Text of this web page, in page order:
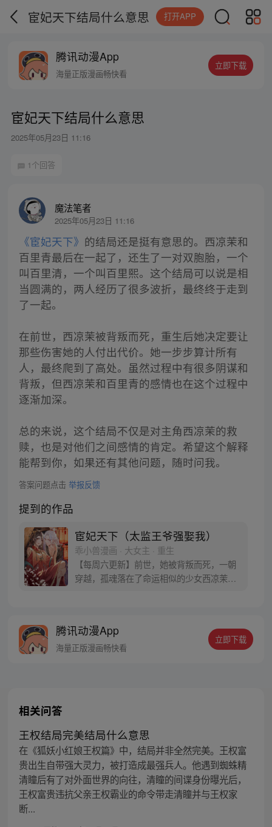
宦妃天下结局什么意思 打开APP
腾讯动漫App
海量正版漫画畅快看
立即下载
宦妃天下结局什么意思
2025年05月23日 11:16
1个回答
魔法笔者
2025年05月23日 11:16
《宦妃天下》 的结局还是挺有意思的。西凉茉和
百里青最后在一起了，还生了一对双胞胎，一个
叫百里清，一个叫百里熙。这个结局可以说是相
当圆满的，两人经历了很多波折，最终终于走到
了一起。
在前世，西凉茉被背叛而死，重生后她决定要让
那些伤害她的人付出代价。她一步步算计所有
人，最终爬到了高处。虽然过程中有很多阴谋和
背叛，但西凉茉和百里青的感情也在这个过程中
逐渐加深。
总的来说，这个结局不仅是对主角西凉茉的救
赎，也是对他们之间感情的肯定。希望这个解释
能帮到你，如果还有其他问题，随时问我。
答案问题点击 举报反馈
提到的作品
宦妃天下（太监王爷强娶我）
乖小兽漫画 · 大女主 · 重生
【每周六更新】前世，她被背叛而死，一朝
穿越，孤魂落在了命运相似的少女西凉茉身
要娶她？虽然你长得貌若天仙，那也是个太
监啊！他们逼着她成了宦妻，那她就当个第
腾讯动漫App
海量正版漫画畅快看
立即下载
相关问答
王权结局完美结局什么意思
在《狐妖小红娘王权篇》中，结局并非全然完美。王权富
贵出生自带强大灵力，被打造成最强兵人。他遇到蜘蛛精
清瞳后有了对外面世界的向往，清瞳的间谍身份曝光后，
王权富贵违抗父亲王权霸业的命令带走清瞳并与王权家
断...